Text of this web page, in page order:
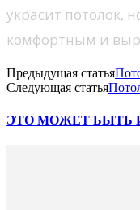
украсит потолок,
комфортным и
Предыдущая статья
Следующая статья
ЭТО МОЖЕТ БЫТЬ